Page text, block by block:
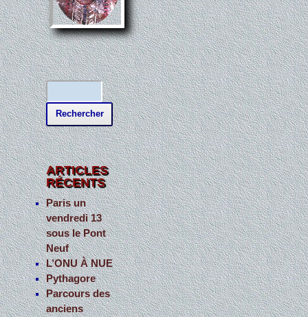
e
c
h
e
r
c
h
e
r
:
ARTICLES
RÉCENTS
Paris un
vendredi 13
sous le Pont
Neuf
L’ONU À NUE
Pythagore
Parcours des
anciens